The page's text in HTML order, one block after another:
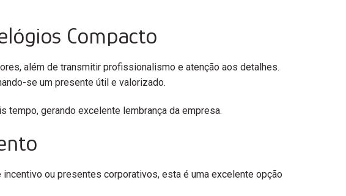
Compacto
além de transmitir profissionalismo e atenção aos detalhes.
se um presente útil e valorizado.
tempo, gerando excelente lembrança da empresa.
ou presentes corporativos, esta é uma excelente opção